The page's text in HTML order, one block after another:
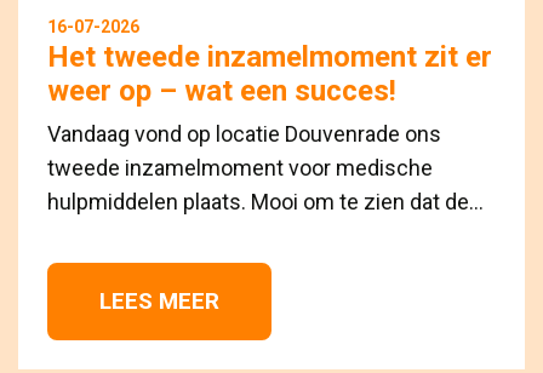
16-07-2026
Het tweede inzamelmoment zit er
weer op – wat een succes!
Vandaag vond op locatie Douvenrade ons
tweede inzamelmoment voor medische
hulpmiddelen plaats. Mooi om te zien dat de...
LEES MEER